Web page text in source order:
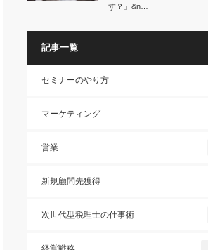
す？」&n…
記事一覧
セミナーのやり方
マーケティング
営業
新規顧問先獲得
次世代型税理士の仕事術